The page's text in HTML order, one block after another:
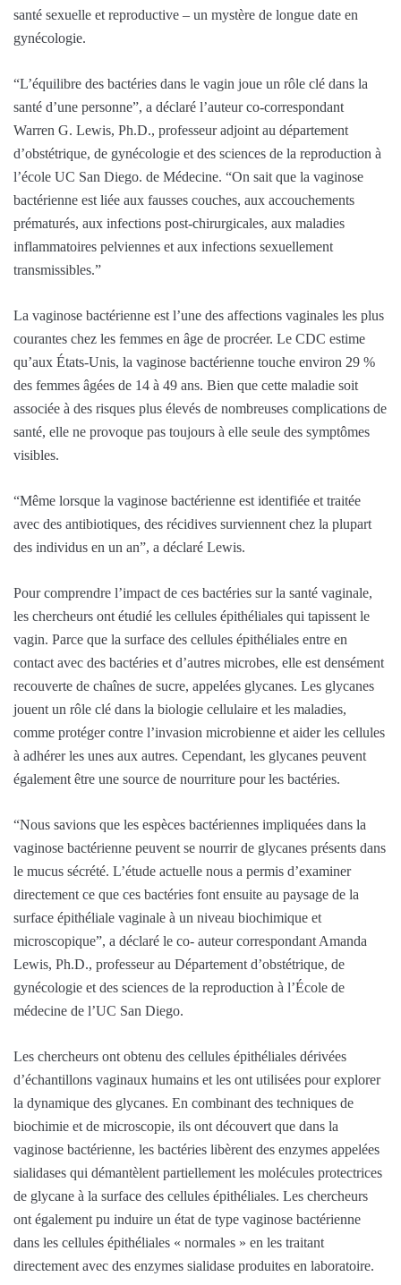
santé sexuelle et reproductive – un mystère de longue date en
gynécologie.
“L’équilibre des bactéries dans le vagin joue un rôle clé dans la
santé d’une personne”, a déclaré l’auteur co-correspondant
Warren G. Lewis, Ph.D., professeur adjoint au département
d’obstétrique, de gynécologie et des sciences de la reproduction à
l’école UC San Diego. de Médecine. “On sait que la vaginose
bactérienne est liée aux fausses couches, aux accouchements
prématurés, aux infections post-chirurgicales, aux maladies
inflammatoires pelviennes et aux infections sexuellement
transmissibles.”
La vaginose bactérienne est l’une des affections vaginales les plus
courantes chez les femmes en âge de procréer. Le CDC estime
qu’aux États-Unis, la vaginose bactérienne touche environ 29 %
des femmes âgées de 14 à 49 ans. Bien que cette maladie soit
associée à des risques plus élevés de nombreuses complications de
santé, elle ne provoque pas toujours à elle seule des symptômes
visibles.
“Même lorsque la vaginose bactérienne est identifiée et traitée
avec des antibiotiques, des récidives surviennent chez la plupart
des individus en un an”, a déclaré Lewis.
Pour comprendre l’impact de ces bactéries sur la santé vaginale,
les chercheurs ont étudié les cellules épithéliales qui tapissent le
vagin. Parce que la surface des cellules épithéliales entre en
contact avec des bactéries et d’autres microbes, elle est densément
recouverte de chaînes de sucre, appelées glycanes. Les glycanes
jouent un rôle clé dans la biologie cellulaire et les maladies,
comme protéger contre l’invasion microbienne et aider les cellules
à adhérer les unes aux autres. Cependant, les glycanes peuvent
également être une source de nourriture pour les bactéries.
“Nous savions que les espèces bactériennes impliquées dans la
vaginose bactérienne peuvent se nourrir de glycanes présents dans
le mucus sécrété. L’étude actuelle nous a permis d’examiner
directement ce que ces bactéries font ensuite au paysage de la
surface épithéliale vaginale à un niveau biochimique et
microscopique”, a déclaré le co- auteur correspondant Amanda
Lewis, Ph.D., professeur au Département d’obstétrique, de
gynécologie et des sciences de la reproduction à l’École de
médecine de l’UC San Diego.
Les chercheurs ont obtenu des cellules épithéliales dérivées
d’échantillons vaginaux humains et les ont utilisées pour explorer
la dynamique des glycanes. En combinant des techniques de
biochimie et de microscopie, ils ont découvert que dans la
vaginose bactérienne, les bactéries libèrent des enzymes appelées
sialidases qui démantèlent partiellement les molécules protectrices
de glycane à la surface des cellules épithéliales. Les chercheurs
ont également pu induire un état de type vaginose bactérienne
dans les cellules épithéliales « normales » en les traitant
directement avec des enzymes sialidase produites en laboratoire.